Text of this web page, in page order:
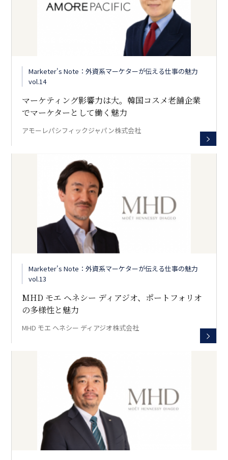
Marketer's Note：外資系マーケターが伝える仕事の魅力
vol.14
マーケティング影響力は大。韓国コスメ老舗企業
でマーケターとして働く魅力
アモーレパシフィックジャパン株式会社
Marketer's Note：外資系マーケターが伝える仕事の魅力
vol.13
MHD モエ ヘネシー ディアジオ、ポートフォリオ
の多様性と魅力
MHD モエ ヘネシー ディアジオ株式会社